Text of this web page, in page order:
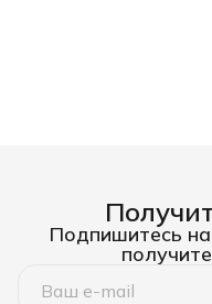
Подпишитесь